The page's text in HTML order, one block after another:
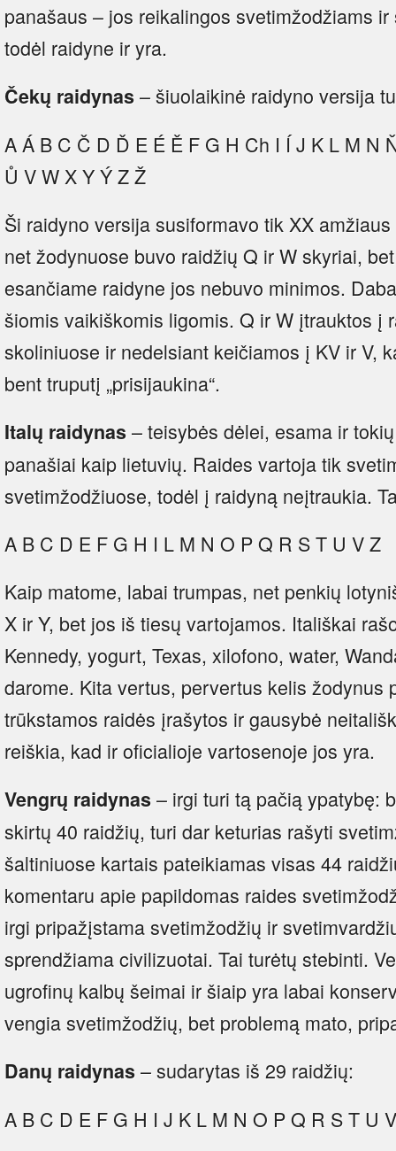
panašaus – jos reikalingos svetimžodžiams
todėl raidyne ir yra.
Čekų raidynas– šiuolaikinė raidyno versija
A Á B C Č D Ď E É Ě F G H Ch I Í J K L M N
Ů V W X Y Ý Z Ž
Ši raidyno versija susiformavo tik XX
net žodynuose buvo raidžių Q ir W skyriai,
esančiame raidyne jos nebuvo minimos.
šiomis vaikiškomis ligomis. Q ir W įtrauktos į
skoliniuose ir nedelsiant keičiamos į KV ir V,
bent truputį „prisijaukina“.
Italų raidynas– teisybės dėlei, esama ir
panašiai kaip lietuvių. Raides vartoja tik
svetimžodžiuose, todėl į raidyną neįtraukia.
A B C D E F G H I L M N O P Q R S T U V Z
Kaip matome, labai trumpas, net penkių
X ir Y, bet jos iš tiesų vartojamos. Itališkai
Kennedy, yogurt, Texas, xilofono, water,
darome. Kita vertus, pervertus kelis žodynus
trūkstamos raidės įrašytos ir gausybė
reiškia, kad ir oficialioje vartosenoje jos yra.
Vengrų raidynas– irgi turi tą pačią ypatybę:
skirtų 40 raidžių, turi dar keturias rašyti
šaltiniuose kartais pateikiamas visas 44
komentaru apie papildomas raides
irgi pripažįstama svetimžodžių ir
sprendžiama civilizuotai. Tai turėtų stebinti.
ugrofinų kalbų šeimai ir šiaip yra labai
vengia svetimžodžių, bet problemą mato,
Danų raidynas– sudarytas iš 29 raidžių:
A B C D E F G H I J K L M N O P Q R S T U